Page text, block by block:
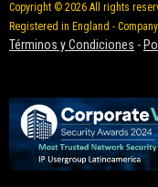
Copyright © 2026 All rights
Registered in England -
Términos y Condiciones -